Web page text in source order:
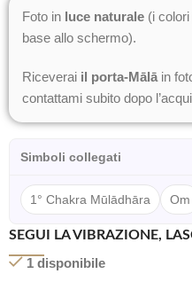
Foto in luce naturale (i
base allo schermo).
Riceverai il porta-Mālā in
contattami subito dopo
Simboli collegati
1° Chakra Mūlādhāra Om
SEGUI LA VIBRAZIONE,
1 disponibile